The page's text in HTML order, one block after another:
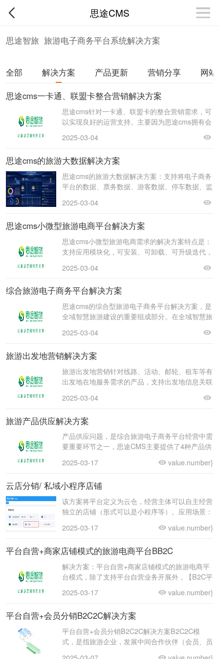
思途CMS
思途智旅 旅游电子商务平台系统解决方案
全部 解决方案 产品更新 营销分享
网
思途cms一卡通、联盟卡整合营销解决方案
思途cms针对一卡通、联盟卡的整合营销需求，可
以实现良好的运营支持。主要因为思途cms拥有会
结算
2025-03-04
思途cms的旅游大数据解决方案
思途cms的旅游大数据解决方案：支持将电子商务
平台的数据、票务数据、游客数据、停车数据、监
报、下
2025-03-04
思途cms小微型旅游电商平台解决方案
思途cms小微型旅游电商需求的解决方案特点是：
支持应用模块化，可安装、可卸载、可升级迭代，
序，
2025-03-04
综合旅游电子商务平台解决方案
思途cms的综合型旅游电子商务平台解决方案，是
全域智慧旅游建设的重要组成部分。在全域智慧旅
服务于
2025-03-04
旅游出发地营销解决方案
旅游出发地营销针对线路、活动、邮轮、租车等有
出发地在地服务需求的产品，支持出发地信息关联
社，或活
2025-03-04
旅游产品供应解决方案
产品供应问题，是综合旅游电子商务平台经营中需
要重要环节之一，思途CMS主要提供了4种产品供
上架产
2025-03-17 value.number}
云店分销/ 私域小程序店铺
该方案将平台定义为云仓，经营主体可以自主经营
独立的店铺（形式可以是小程序等）。应用场景：
品时，同
2025-03-17 value.number}
平台自营+商家店铺模式的旅游电商平台BB2C
解决方案：平台自营+商家店铺模式的旅游电商平
台模式，除了支持平台自营业务开展外，【B2C平
了商家
2025-03-17 value.number}
平台自营+会员分销B2C2C解决方案
平台自营+会员分销B2C2C解决方案B2C2C模
式，是指旅游企业，发展中间合作伙伴（会员、员